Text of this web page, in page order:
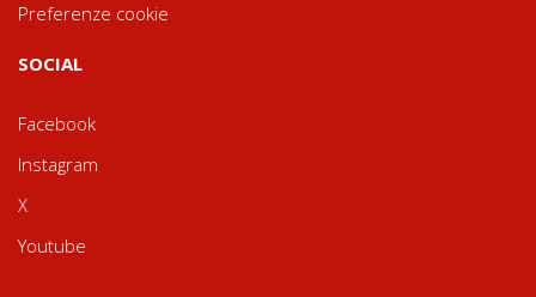
Preferenze cookie
SOCIAL
Facebook
Instagram
X
Youtube